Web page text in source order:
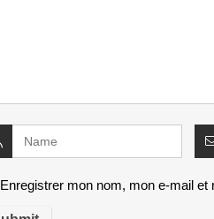
Enregistrer mon nom, mon e-mail